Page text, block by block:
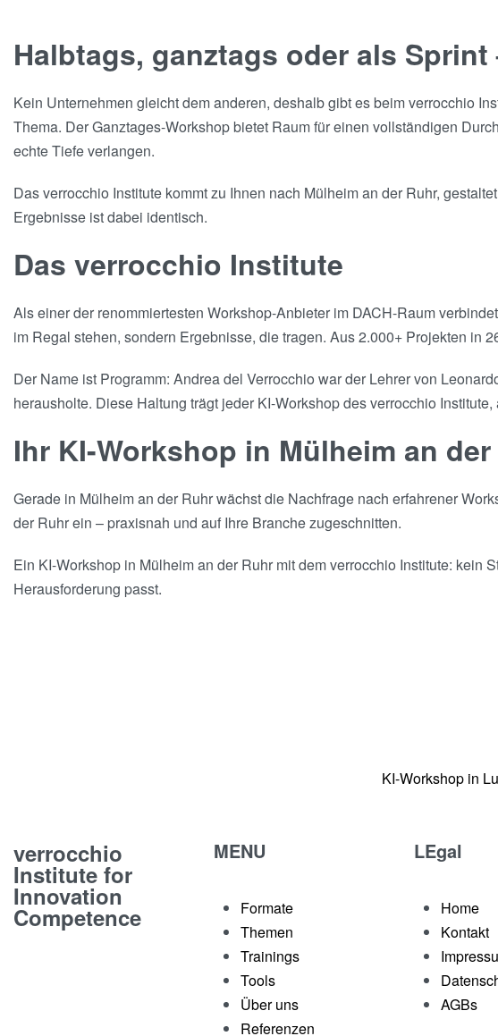
Halbtags, ganztags oder als
Kein Unternehmen gleicht dem anderen, deshalb gibt es beim verrocchio
Thema. Der Ganztages-Workshop bietet Raum für einen vollständigen
echte Tiefe verlangen.
Das verrocchio Institute kommt zu Ihnen nach Mülheim an der Ruhr,
Ergebnisse ist dabei identisch.
Das verrocchio Institute
Als einer der renommiertesten Workshop-Anbieter im DACH-Raum
im Regal stehen, sondern Ergebnisse, die tragen. Aus 2.000+ Projekten in
Der Name ist Programm: Andrea del Verrocchio war der Lehrer von
herausholte. Diese Haltung trägt jeder KI-Workshop des verrocchio
Ihr KI-Workshop in Mülheim an
Gerade in Mülheim an der Ruhr wächst die Nachfrage nach erfahrener
der Ruhr ein – praxisnah und auf Ihre Branche zugeschnitten.
Ein KI-Workshop in Mülheim an der Ruhr mit dem verrocchio Institute: kein
Herausforderung passt.
KI-Workshop in
verrocchio
Institute for
Innovation
Competence
MENU
Formate
Themen
Trainings
Tools
Über uns
Referenzen
LEgal
Home
Kontakt
AGBs